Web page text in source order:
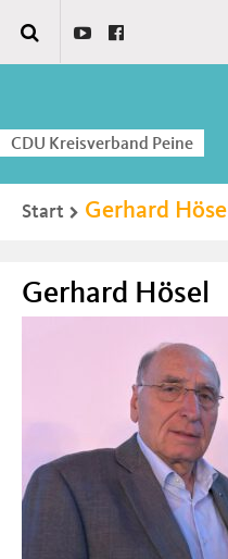
CDU Kreisverband Peine
Start Gerhard Hösel
Gerhard Hösel